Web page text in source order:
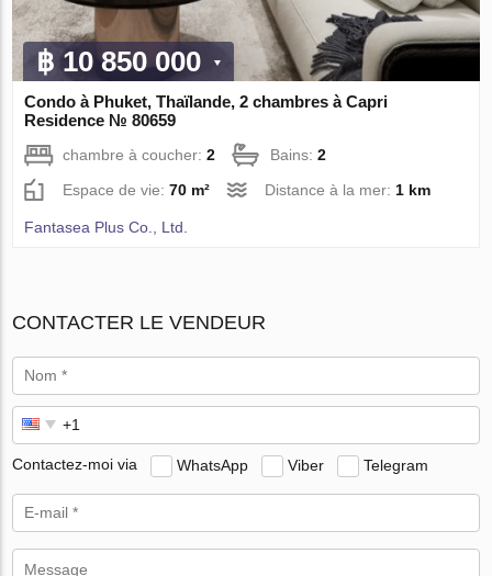
฿ 10 850 000
Condo à Phuket, Thaïlande, 2 chambres à Capri
Residence № 80659
chambre à coucher:2 Bains:2
Espace de vie:70 m² Distance à la mer: 1 km
Fantasea Plus Co., Ltd.
CONTACTER LE VENDEUR
Contactez-moi via WhatsApp Viber Telegram